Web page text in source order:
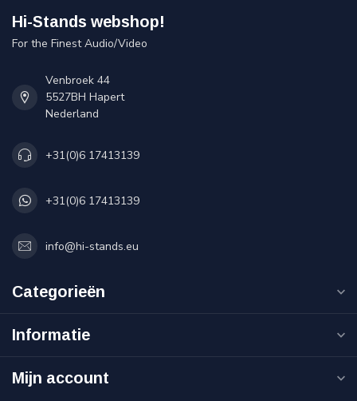
Hi-Stands webshop!
For the Finest Audio/Video
Venbroek 44
5527BH Hapert
Nederland
+31(0)6 17413139
+31(0)6 17413139
info@hi-stands.eu
Categorieën
Informatie
Mijn account